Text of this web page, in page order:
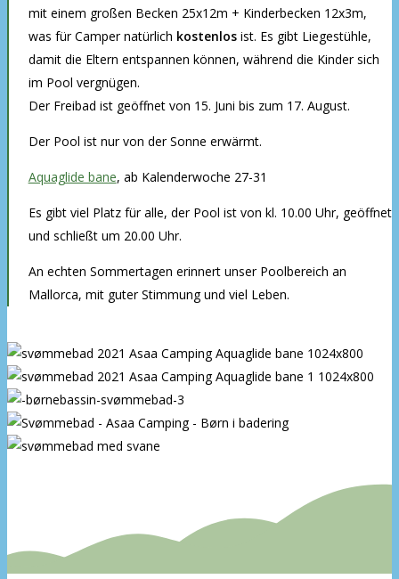
mit einem großen Becken 25x12m + Kinderbecken 12x3m,
was für Camper natürlich kostenlosist. Es gibt Liegestühle,
damit die Eltern entspannen können, während die Kinder sich
im Pool vergnügen.
Der Freibad ist geöffnet von 15. Juni bis zum 17. August.
Der Pool ist nur von der Sonne erwärmt.
Aquaglide bane, ab Kalenderwoche 27-31
Es gibt viel Platz für alle, der Pool ist von kl. 10.00 Uhr, geöffnet
und schließt um 20.00 Uhr.
An echten Sommertagen erinnert unser Poolbereich an
Mallorca, mit guter Stimmung und viel Leben.